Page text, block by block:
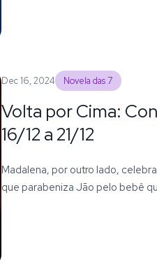
Dec 16, 2024 Novela das 7
Volta por Cima:
16/12 a 21/12
Madalena, por outro lado,
que parabeniza Jão pelo bebê